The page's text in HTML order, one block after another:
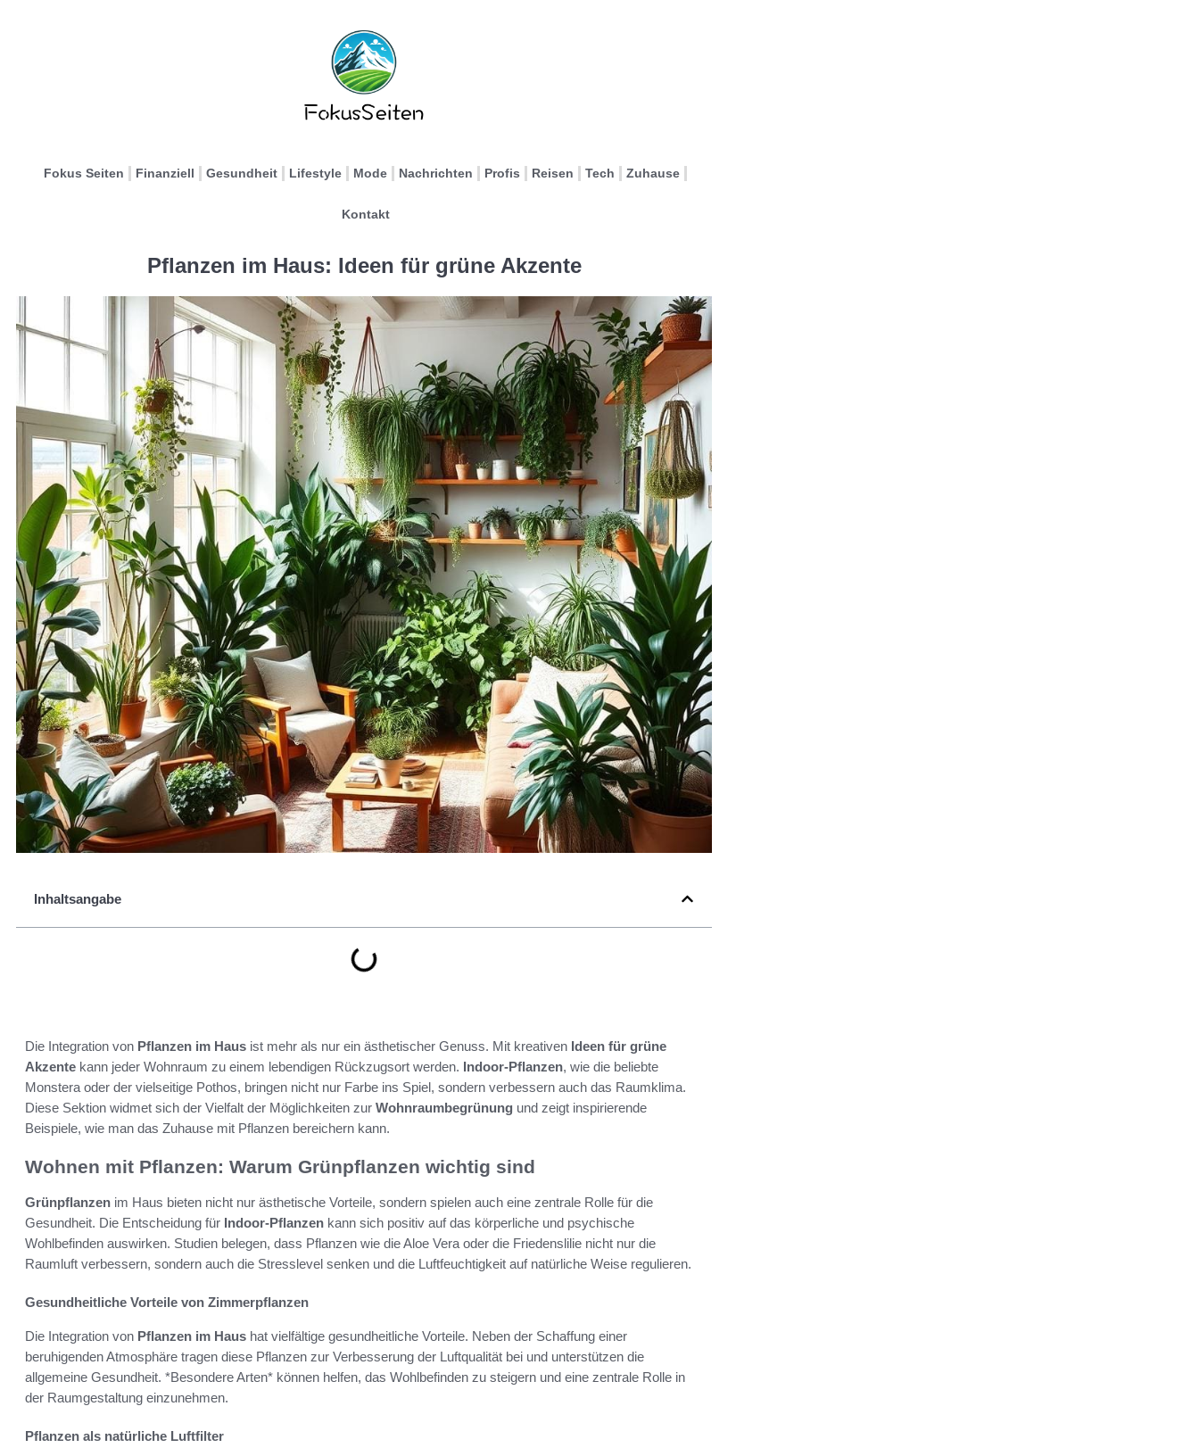
Fokus Seiten Finanziell Gesundheit Lifestyle Mode Nachrichten Profis Reisen Tech Zuhause
Kontakt
Pflanzen im Haus: Ideen für grüne Akzente
Inhaltsangabe
Die Integration von Pflanzen im Haus ist mehr als nur ein ästhetischer Genuss. Mit kreativen Ideen für grüne
Akzente kann jeder Wohnraum zu einem lebendigen Rückzugsort werden. Indoor-Pflanzen, wie die beliebte
Monstera oder der vielseitige Pothos, bringen nicht nur Farbe ins Spiel, sondern verbessern auch das Raumklima.
Diese Sektion widmet sich der Vielfalt der Möglichkeiten zur Wohnraumbegrünung und zeigt inspirierende
Beispiele, wie man das Zuhause mit Pflanzen bereichern kann.
Wohnen mit Pflanzen: Warum Grünpflanzen wichtig sind
Grünpflanzen im Haus bieten nicht nur ästhetische Vorteile, sondern spielen auch eine zentrale Rolle für die
Gesundheit. Die Entscheidung für Indoor-Pflanzen kann sich positiv auf das körperliche und psychische
Wohlbefinden auswirken. Studien belegen, dass Pflanzen wie die Aloe Vera oder die Friedenslilie nicht nur die
Raumluft verbessern, sondern auch die Stresslevel senken und die Luftfeuchtigkeit auf natürliche Weise regulieren.
Gesundheitliche Vorteile von Zimmerpflanzen
Die Integration von Pflanzen im Haus hat vielfältige gesundheitliche Vorteile. Neben der Schaffung einer
beruhigenden Atmosphäre tragen diese Pflanzen zur Verbesserung der Luftqualität bei und unterstützen die
allgemeine Gesundheit. *Besondere Arten* können helfen, das Wohlbefinden zu steigern und eine zentrale Rolle in
der Raumgestaltung einzunehmen.
Pflanzen als natürliche Luftfilter